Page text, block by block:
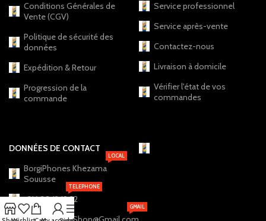
Conditions Générales de
Vente (CGV)
Politique de sécurité des
données
Expédition & Retour
Progression de la
commande
Service professionnel
Service après-vente
Contactez-nous
Livraison à domicile
Vérifier l'état de vos
commandes
DONNÉES DE CONTACT
BorgiPhones Khezama
Souusse
LOCAL
+216 20 12 19 22
TELEPHONE
GMAIL